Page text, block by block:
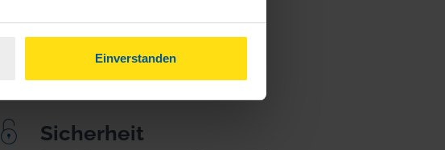
Einverstanden
Sicherheit